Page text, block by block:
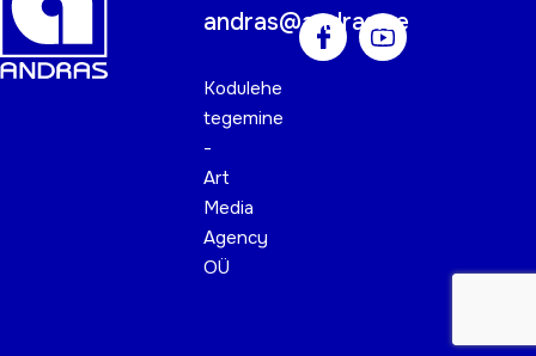
andras@andras.ee
Kodulehe
tegemine
-
Art
Media
Agency
OÜ